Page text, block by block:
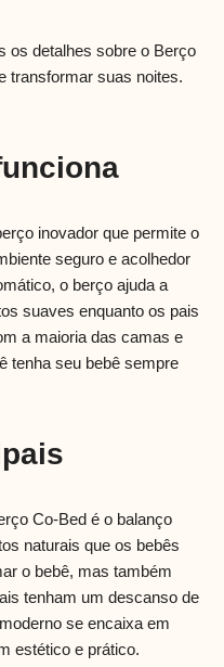
os detalhes sobre o Berço
transformar suas noites.
inovador que permite o
seguro e acolhedor
o berço ajuda a
suaves enquanto os pais
a maioria das camas e
tenha seu bebê sempre
Co-Bed é o balanço
naturais que os bebês
o bebê, mas também
tenham um descanso de
se encaixa em
estético e prático.